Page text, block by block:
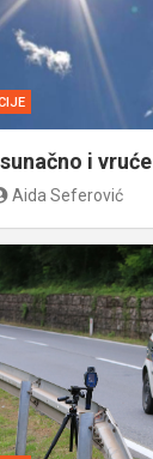
i vruće
Aida Seferović